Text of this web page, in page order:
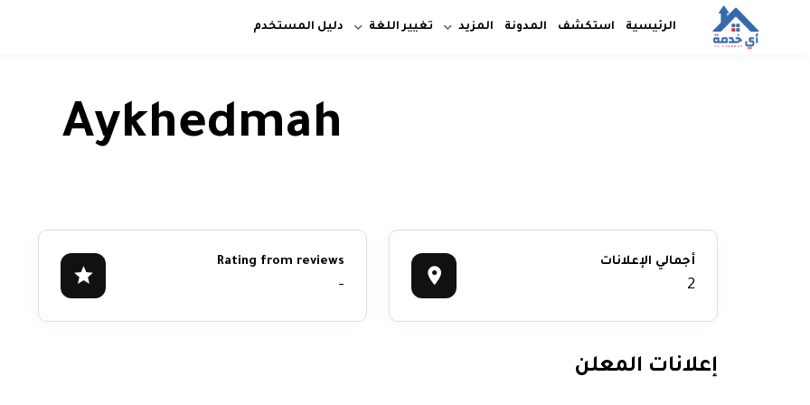
الرئيسية استكشف المدونة المزيد تغيير اللغة دليل المستخدم
Aykhedmah
أجمالي الإعلانات
2
Rating from reviews
-
إعلانات المعلن